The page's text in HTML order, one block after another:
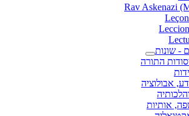
- שונות
התורה
אבולוציה
אותיות